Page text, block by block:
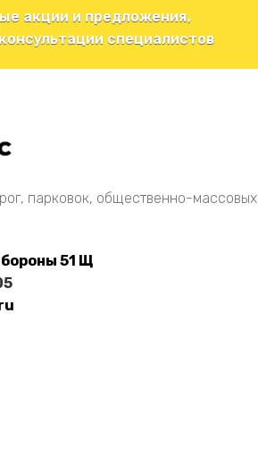
акции и предложения,
специалистов
парковок, общественно-массовых
51 Щ